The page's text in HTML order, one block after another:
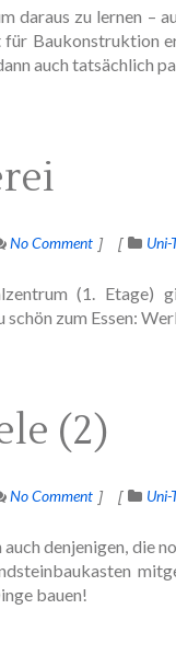
daraus zu lernen –
Baukonstruktion
auch tatsächlich
No Comment Uni-
(1. Etage)
zum Essen:
(2)
No Comment Uni-
denjenigen, die
bauen!